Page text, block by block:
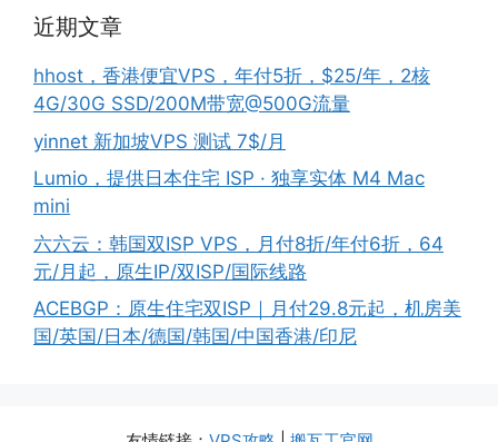
近期文章
hhost，香港便宜VPS，年付5折，$25/年，2核
4G/30G SSD/200M带宽@500G流量
yinnet 新加坡VPS 测试 7$/月
Lumio，提供日本住宅 ISP · 独享实体 M4 Mac
mini
六六云：韩国双ISP VPS，月付8折/年付6折，64
元/月起，原生IP/双ISP/国际线路
ACEBGP：原生住宅双ISP｜月付29.8元起，机房美
国/英国/日本/德国/韩国/中国香港/印尼